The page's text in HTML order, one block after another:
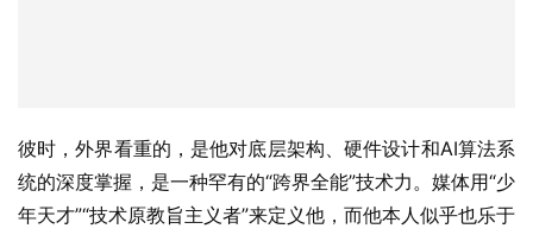
彼时，外界看重的，是他对底层架构、硬件设计和AI算法系
统的深度掌握，是一种罕有的“跨界全能”技术力。媒体用“少
年天才”“技术原教旨主义者”来定义他，而他本人似乎也乐于